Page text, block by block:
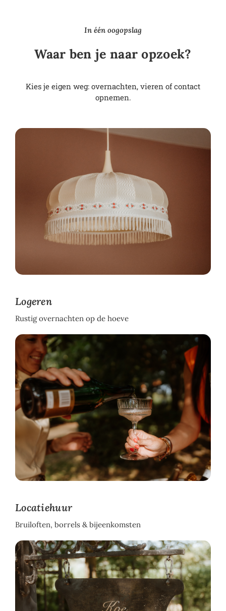
In één oogopslag
Waar ben je naar opzoek?
Kies je eigen weg: overnachten, vieren of contact
opnemen.
Logeren
Rustig overnachten op de hoeve
Locatiehuur
Bruiloften, borrels & bijeenkomsten